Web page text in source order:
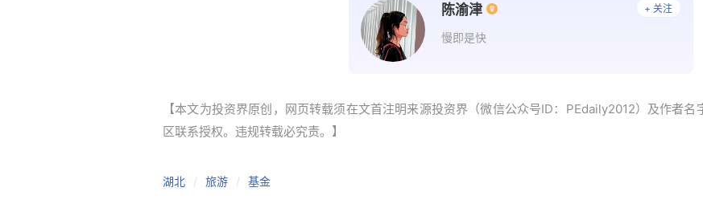
陈渝津
慢即是快
+ 关注
【本文为投资界原创，网页转载须在文首注明来源投资界（微信公众号ID：PEdaily2012）及作者
区联系授权。违规转载必究责。】
湖北 旅游 基金